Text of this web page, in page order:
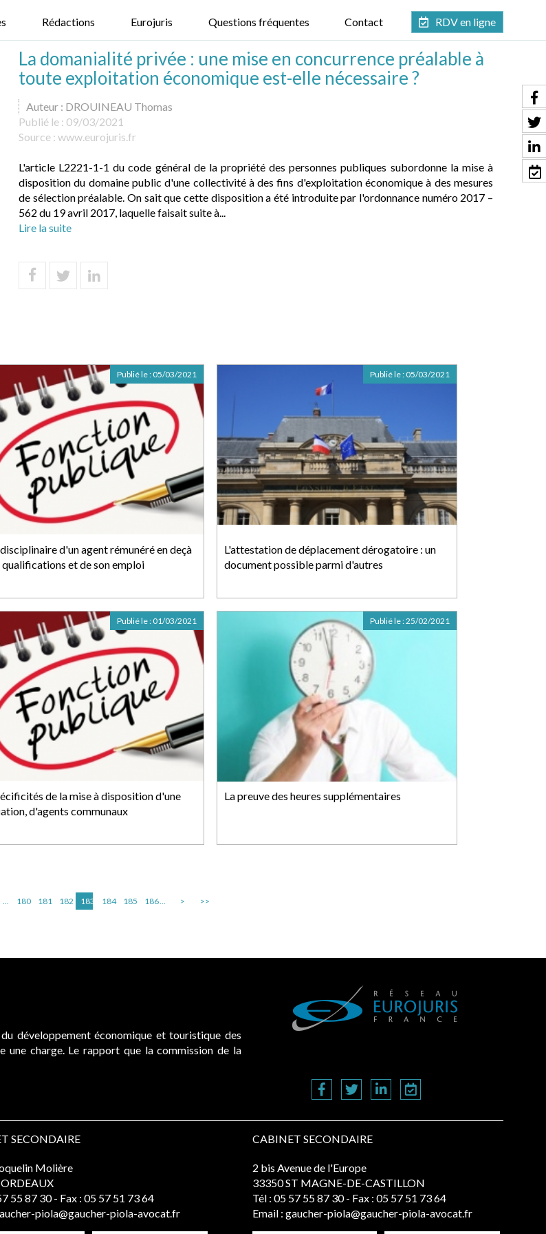
Rédactions Eurojuris Questions fréquentes Contact RDV en ligne
La domanialité privée : une mise en concurrence préalable à
toute exploitation économique est-elle nécessaire ?
Auteur : DROUINEAU Thomas
Publié le : 09/03/2021
Source : www.eurojuris.fr
L'article L2221-1-1 du code général de la propriété des personnes publiques subordonne la mise à
disposition du domaine public d'une collectivité à des fins d'exploitation économique à des mesures
de sélection préalable. On sait que cette disposition a été introduite par l'ordonnance numéro 2017 –
562 du 19 avril 2017, laquelle faisait suite à...
Lire la suite
d'un agent rémunéré en deçà
qualifications et de son emploi
Publié le : 05/03/2021
L'attestation de déplacement dérogatoire : un
document possible parmi d'autres
Publié le : 05/03/2021
de la mise à disposition d'une
d'agents communaux
Publié le : 01/03/2021
La preuve des heures supplémentaires
Publié le :25/02/2021
... 180 181 182 183 184 185 186... > >>
développement économique et touristique des
une charge. Le rapport que la commission de la
SECONDAIRE
Molière
55 87 30 - Fax : 05 57 51 73 64
piola@gaucher-piola-avocat.fr
CABINET SECONDAIRE
2 bis Avenue de l'Europe
33350 ST MAGNE-DE-CASTILLON
Tél : 05 57 55 87 30 - Fax : 05 57 51 73 64
Email : gaucher-piola@gaucher-piola-avocat.fr